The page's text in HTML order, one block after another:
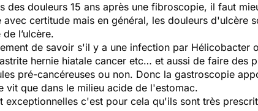
des douleurs 15 ans après une fibroscopie, il faut
avec certitude mais en général, les douleurs d'ulcère
l’ulcère.
de savoir s'il y a une infection par
hernie hiatale cancer etc… et aussi de faire des
pré-cancéreuses ou non. Donc la gastroscopie
vit que dans le milieu acide de l'estomac.
exceptionnelles c'est pour cela qu'ils sont très